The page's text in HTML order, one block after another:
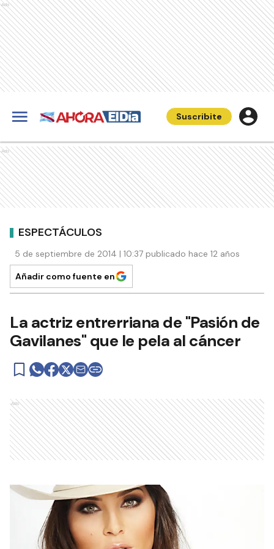
Ads
Suscribite
Ads
ESPECTÁCULOS
5 de septiembre de 2014 | 10:37 publicado hace 12 años
Añadir como fuente en
La actriz entrerriana de "Pasión de
Gavilanes" que le pela al cáncer
Ads